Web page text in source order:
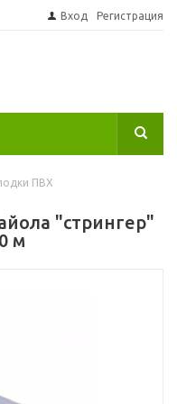
Вход Регистрация
ПВХ
"стрингер"
м